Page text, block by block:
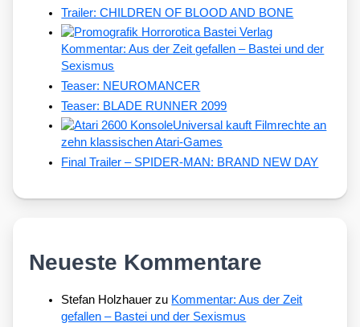
Trailer: CHILDREN OF BLOOD AND BONE
Kommentar: Aus der Zeit gefallen – Bastei und der
Sexismus
Teaser: NEUROMANCER
Teaser: BLADE RUNNER 2099
Universal kauft Filmrechte an
zehn klassischen Atari-Games
Final Trailer – SPIDER-MAN: BRAND NEW DAY
Neueste Kommentare
Stefan Holzhauer zu Kommentar: Aus der Zeit
gefallen – Bastei und der Sexismus